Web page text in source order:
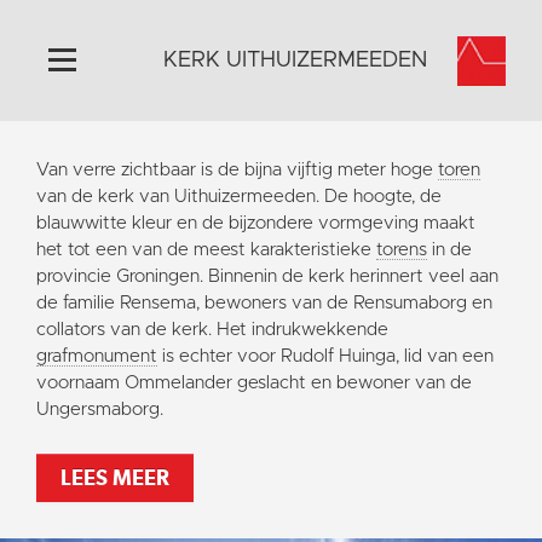
Home
Algemeen
Historie
Omgeving
Activiteiten
Doneer
Contact
KERK UITHUIZERMEEDEN
Van verre zichtbaar is de bijna vijftig meter hoge toren
van de kerk van Uithuizermeeden. De hoogte, de
blauwwitte kleur en de bijzondere vormgeving maakt
het tot een van de meest karakteristieke torens in de
provincie Groningen. Binnenin de kerk herinnert veel aan
de familie Rensema, bewoners van de Rensumaborg en
collators van de kerk. Het indrukwekkende
grafmonument is echter voor Rudolf Huinga, lid van een
voornaam Ommelander geslacht en bewoner van de
Ungersmaborg.
LEES MEER